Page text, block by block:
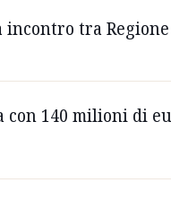
incontro tra
con 140 milioni